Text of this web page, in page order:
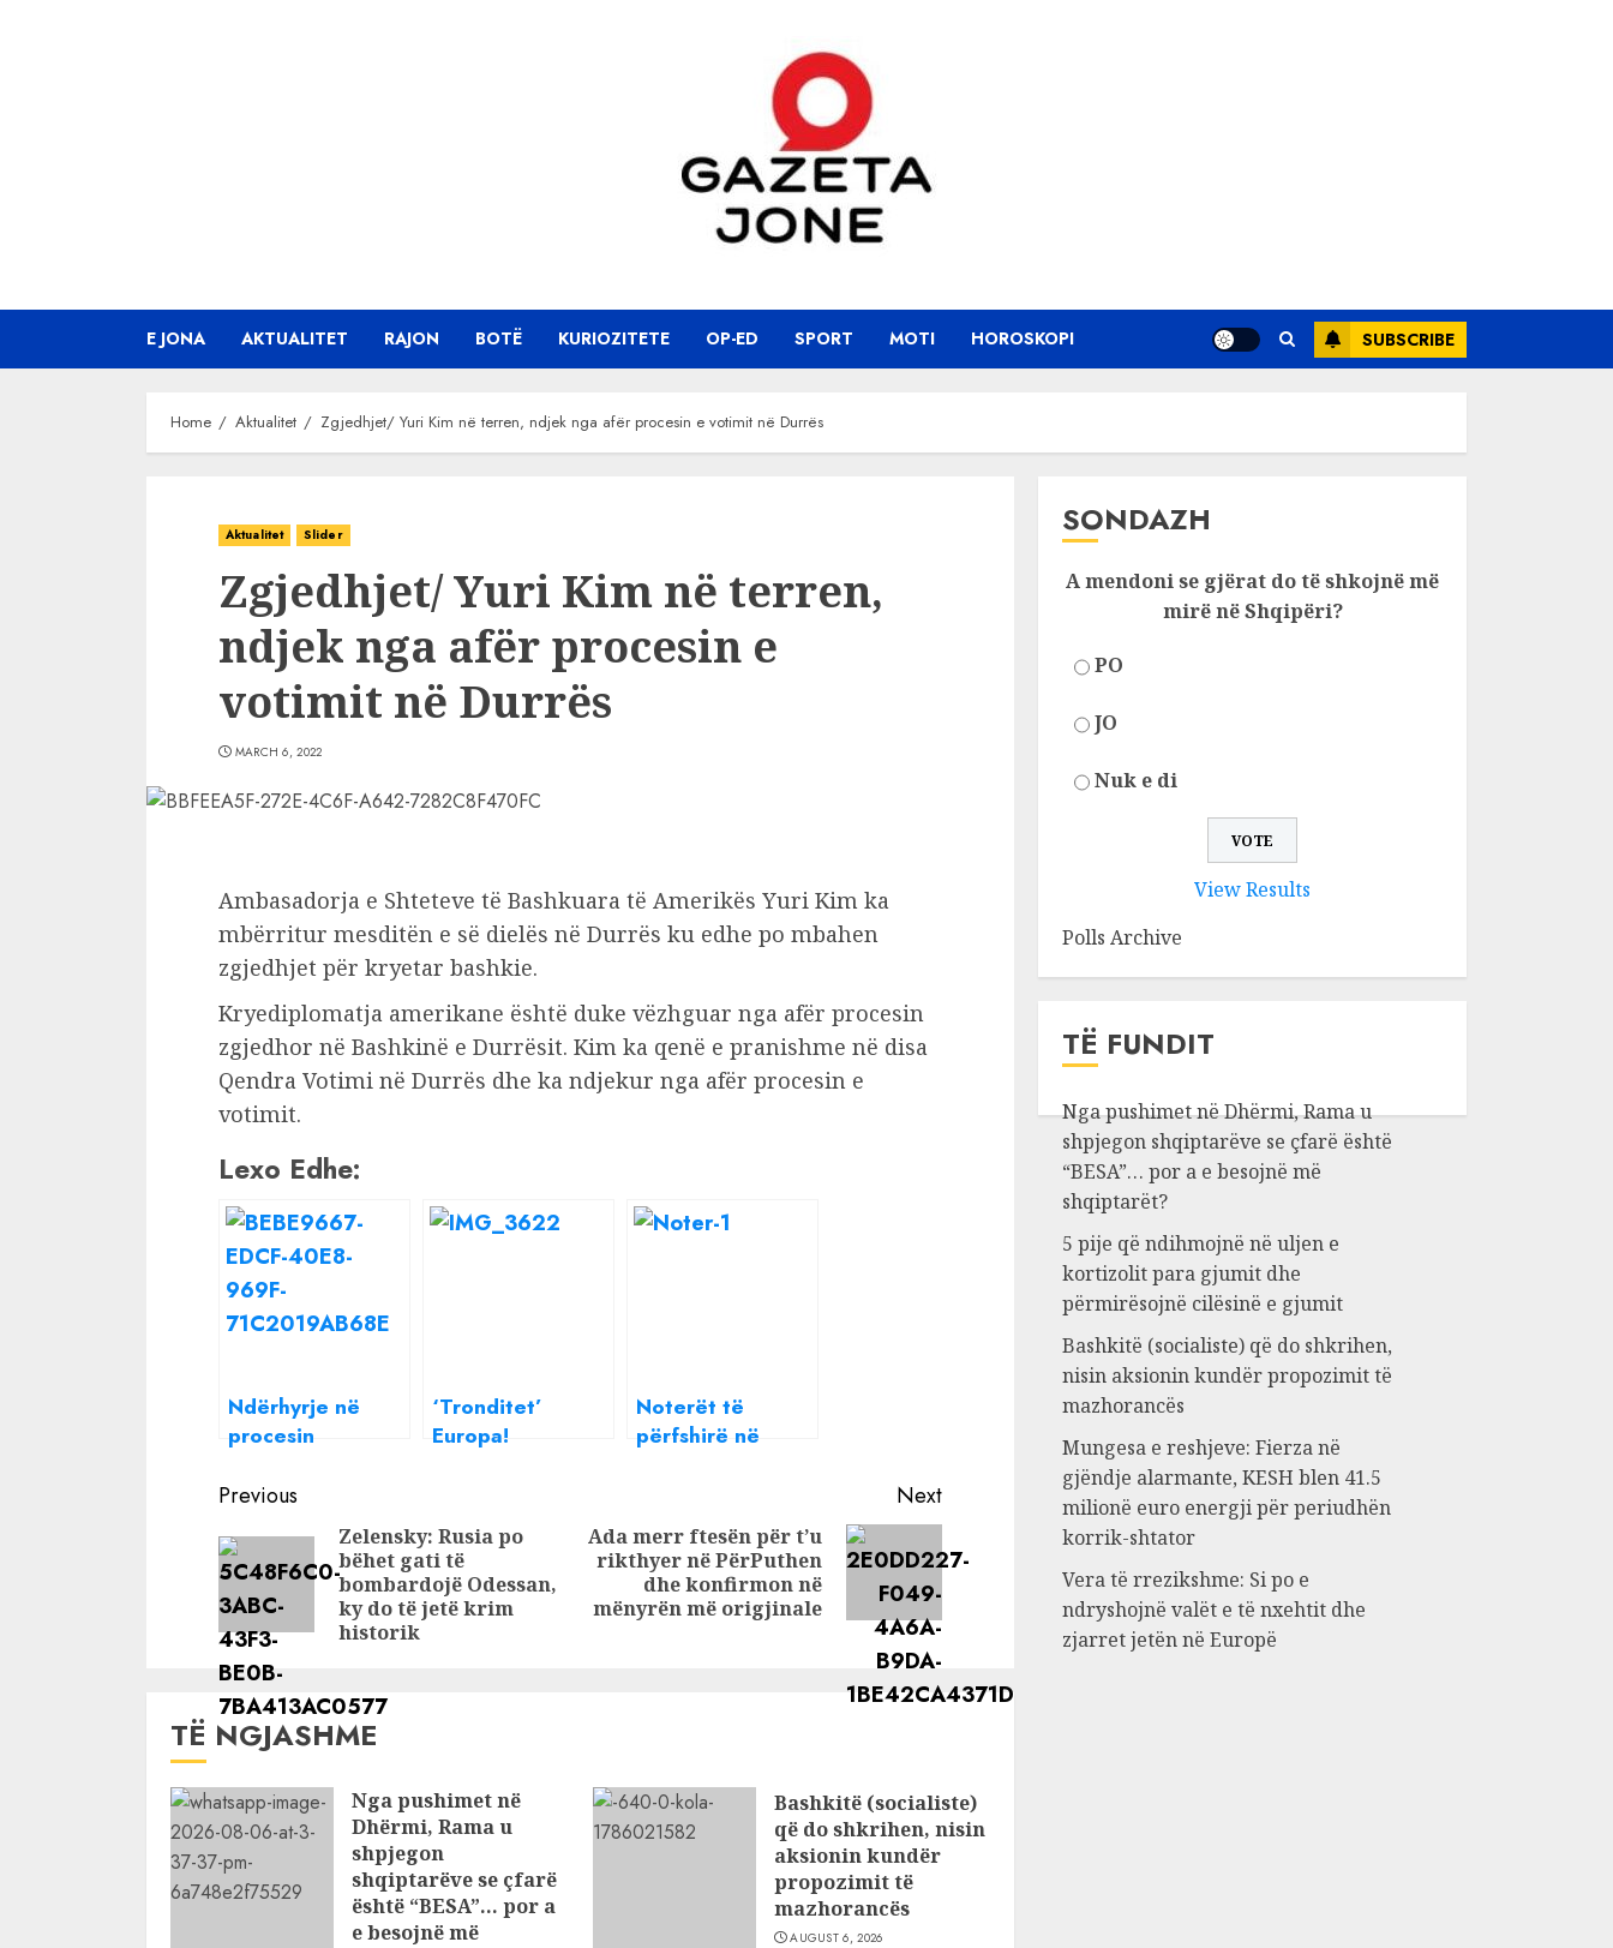
E JONA AKTUALITET RAJON BOTË KURIOZITETE OP-ED SPORT MOTI HOROSKOPI SUBSCRIBE
Home Aktualitet Zgjedhjet/ Yuri Kim në terren, ndjek nga afër procesin e votimit në Durrës
Aktualitet Slider
Zgjedhjet/ Yuri Kim në terren,
ndjek nga afër procesin e
votimit në Durrës
MARCH 6, 2022
Ambasadorja e Shteteve të Bashkuara të Amerikës Yuri Kim ka
mbërritur mesditën e së dielës në Durrës ku edhe po mbahen
zgjedhjet për kryetar bashkie.
Kryediplomatja amerikane është duke vëzhguar nga afër procesin
zgjedhor në Bashkinë e Durrësit. Kim ka qenë e pranishme në disa
Qendra Votimi në Durrës dhe ka ndjekur nga afër procesin e
votimit.
Lexo Edhe:
Ndërhyrje në
procesin
Berisha i
përgjigjet sërish
Yuri Kim: Nuk
është kurrë
orientim i vendit
të madh të lirisë
‘Tronditet’
Europa!
“shuplakë” për
Gjermaninë dhe
Francën, Macron
shpall zgjedhjet
Noterët të
përfshirë në
parave
Continue
Reading
Previous
Previous
post:
Zelensky: Rusia po
bëhet gati të
bombardojë Odessan,
ky do të jetë krim
historik
Next
Next
post:
Ada merr ftesën për t’u
rikthyer në PërPuthen
dhe konfirmon në
mënyrën më origjinale
TË NGJASHME
Nga pushimet në
Dhërmi, Rama u
shpjegon
shqiptarëve se çfarë
është “BESA”… por a
e besojnë më
Bashkitë (socialiste)
që do shkrihen, nisin
aksionin kundër
propozimit të
mazhorancës
AUGUST 6, 2026
SONDAZH
A mendoni se gjërat do të shkojnë më
mirë në Shqipëri?
PO
JO
Nuk e di
View Results
Polls Archive
TË FUNDIT
Nga pushimet në Dhërmi, Rama u
shpjegon shqiptarëve se çfarë është
“BESA”… por a e besojnë më
shqiptarët?
5 pije që ndihmojnë në uljen e
kortizolit para gjumit dhe
përmirësojnë cilësinë e gjumit
Bashkitë (socialiste) që do shkrihen,
nisin aksionin kundër propozimit të
mazhorancës
Mungesa e reshjeve: Fierza në
gjëndje alarmante, KESH blen 41.5
milionë euro energji për periudhën
korrik-shtator
Vera të rrezikshme: Si po e
ndryshojnë valët e të nxehtit dhe
zjarret jetën në Europë